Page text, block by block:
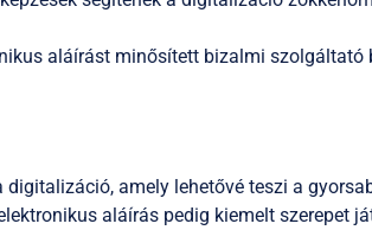
aláírást minősített bizalmi szolgáltató
digitalizáció, amely lehetővé teszi a
aláírás pedig kiemelt szerepet